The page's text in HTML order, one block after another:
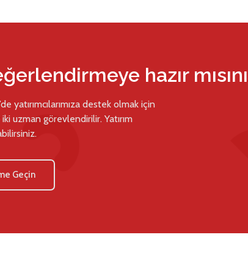
hazır
destek olmak için
uzman görevlendirilir. Yatırım
Geçin